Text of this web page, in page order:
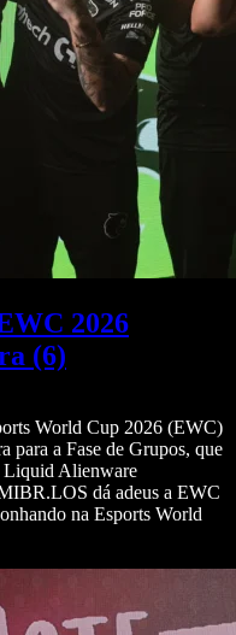
2026
(6)
World Cup 2026 (EWC)
para a Fase de Grupos, que
Liquid Alienware
dá adeus a EWC
na Esports World